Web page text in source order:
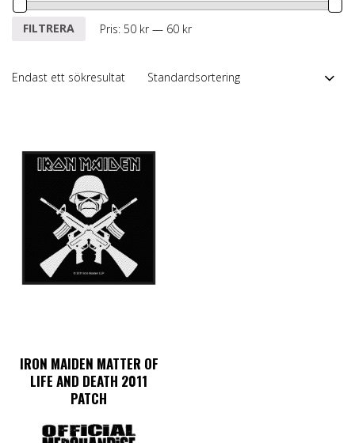
Min
MaxFILTRERA Pris: 50 kr— 60 kr
Endast ett sökresultat
IRON MAIDEN MATTER OF
LIFE AND DEATH 2011
PATCH